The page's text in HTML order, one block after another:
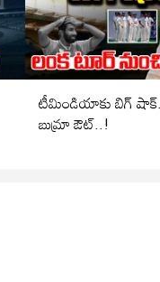
టీమిండియాకు బిగ్ షాక్.. లంక టూర్
బుమ్రా ఔట్..!